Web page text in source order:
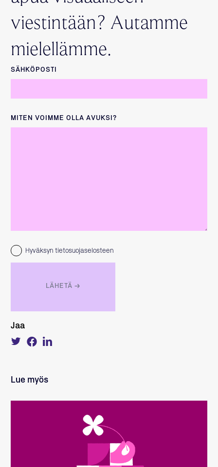
viestintään? Autamme
mielellämme.
SÄHKÖPOSTI
MITEN VOIMME OLLA AVUKSI?
Hyväksyn tietosuojaselosteen
Jaa
Tweet
about
Share
on
Lue myös
LUE LISÄÄ